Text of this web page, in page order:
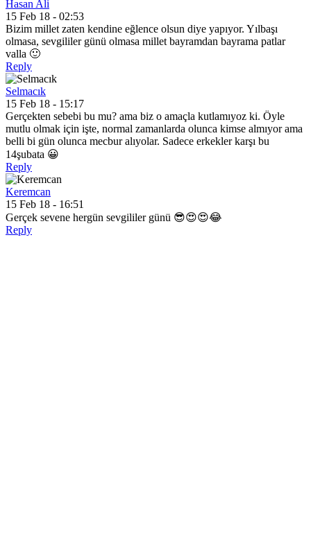
Hasan Ali
15 Feb 18 - 02:53
Bizim millet zaten kendine eğlence olsun diye yapıyor. Yılbaşı
olmasa, sevgililer günü olmasa millet bayramdan bayrama patlar
valla 🙂
Reply
Selmacık
15 Feb 18 - 15:17
Gerçekten sebebi bu mu? ama biz o amaçla kutlamıyoz ki. Öyle
mutlu olmak için işte, normal zamanlarda olunca kimse almıyor ama
belli bi gün olunca mecbur alıyolar. Sadece erkekler karşı bu
14şubata 😀
Reply
Keremcan
15 Feb 18 - 16:51
Gerçek sevene hergün sevgililer günü 😎😍😍😂
Reply